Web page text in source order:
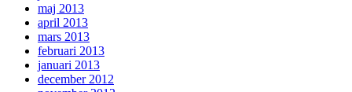
maj 2013
april 2013
mars 2013
februari 2013
januari 2013
december 2012